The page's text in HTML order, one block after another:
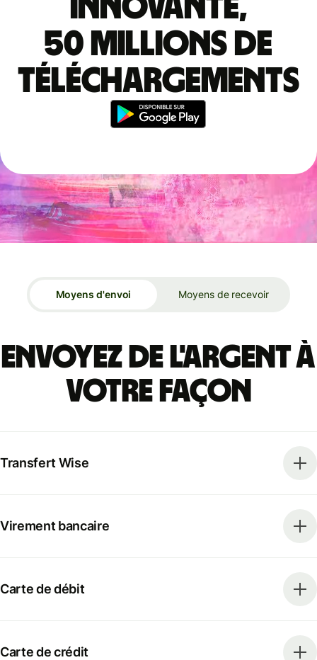
innovante,
50 millions de
téléchargements
Moyens d'envoi Moyens de recevoir
Envoyez de l'argent à
votre façon
Transfert Wise
Virement bancaire
Carte de débit
Carte de crédit